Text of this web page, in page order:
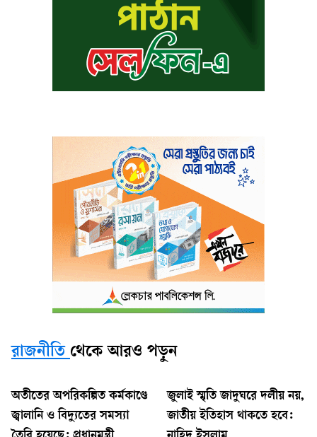
রাজনীতি থেকে আরও পড়ুন
অতীতের অপরিকল্পিত কর্মকাণ্ডে
জ্বালানি ও বিদ্যুতের সমস্যা
জুলাই স্মৃতি জাদুঘরে দলীয় নয়,
জাতীয় ইতিহাস থাকতে হবে: